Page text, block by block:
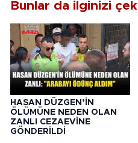
Bunlar da ilginizi
HASAN DÜZGEN’İN
ÖLÜMÜNE NEDEN OLAN
ZANLI CEZAEVİNE
GÖNDERİLDİ